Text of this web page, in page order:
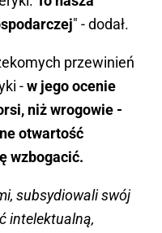
" - dodał.
przewinień
-w jego ocenie
niż wrogowie -
otwartość
wzbogacić.
subsydiowali swój
intelektualną,